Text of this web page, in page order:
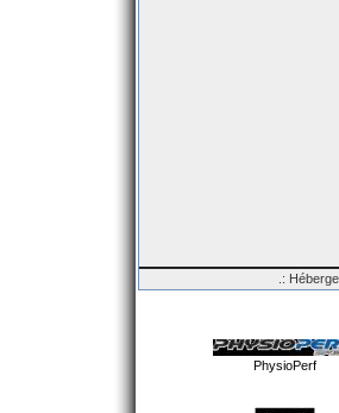
.:
PhysioPerf